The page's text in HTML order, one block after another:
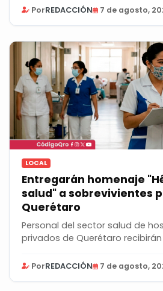
PorREDACCIÓN 7 de agosto,
LOCAL
Entregarán homenaje
salud" a sobrevivientes
Querétaro
Personal del sector salud de
privados de Querétaro
PorREDACCIÓN 7 de agosto,